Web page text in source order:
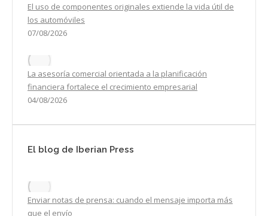
El uso de componentes originales extiende la vida útil de
los automóviles
07/08/2026
La asesoría comercial orientada a la planificación
financiera fortalece el crecimiento empresarial
04/08/2026
El blog de Iberian Press
Enviar notas de prensa: cuando el mensaje importa más
que el envío